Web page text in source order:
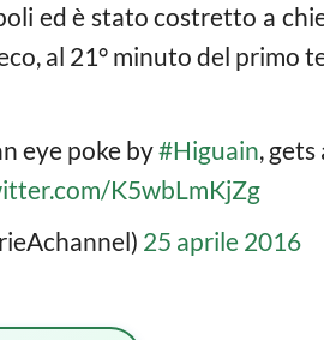
ed è stato costretto a
al 21° minuto del primo
eye poke by#Higuain,
K5wbLmKjZg
25 aprile 2016